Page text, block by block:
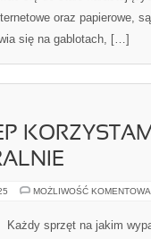
oraz papierowe,
się na gablotach, […]
MOŻLIWOŚĆ
Każdy sprzęt na jakim